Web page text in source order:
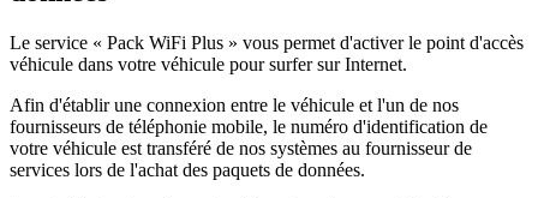
Le service « Pack WiFi Plus » vous permet d'activer le point d'accès
véhicule dans votre véhicule pour surfer sur Internet.
Afin d'établir une connexion entre le véhicule et l'un de nos
fournisseurs de téléphonie mobile, le numéro d'identification de
votre véhicule est transféré de nos systèmes au fournisseur de
services lors de l'achat des paquets de données.